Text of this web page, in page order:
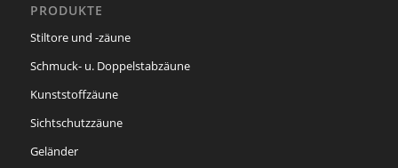
PRODUKTE
Stiltore und -zäune
Schmuck- u. Doppelstabzäune
Kunststoffzäune
Sichtschutzzäune
Geländer